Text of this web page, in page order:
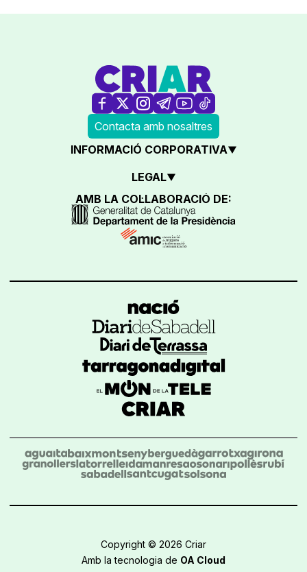
Contacta amb nosaltres
INFORMACIÓ CORPORATIVA
LEGAL
AMB LA COL·LABORACIÓ DE:
Copyright © 2026 Criar
Amb la tecnologia de OA Cloud